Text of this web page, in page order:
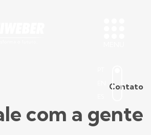
Contato
com a gente